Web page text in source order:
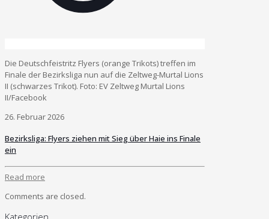
Die Deutschfeistritz Flyers (orange Trikots) treffen im
Finale der Bezirksliga nun auf die Zeltweg-Murtal Lions
II (schwarzes Trikot). Foto: EV Zeltweg Murtal Lions
II/Facebook
26. Februar 2026
Bezirksliga: Flyers ziehen mit Sieg über Haie ins Finale
ein
Read more
Comments are closed.
Kategorien